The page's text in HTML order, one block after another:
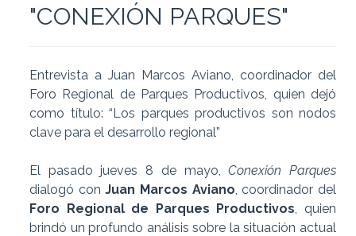
"CONEXIÓN PARQUES"
Entrevista a Juan Marcos Aviano, coordinador del
Foro Regional de Parques Productivos, quien dejó
como título: “Los parques productivos son nodos
clave para el desarrollo regional”
El pasado jueves 8 de mayo,Conexión Parques
dialogó conJuan Marcos Aviano , coordinador del
Foro Regional de Parques Productivos , quien
brindó un profundo análisis sobre la situación actual